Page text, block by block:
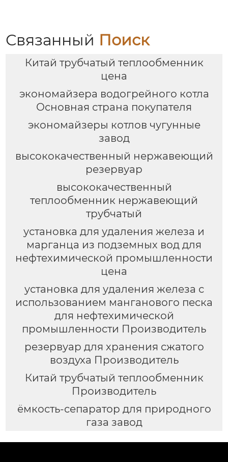
Связанный Поиск
Китай трубчатый теплообменник
цена
экономайзера водогрейного котла
Основная страна покупателя
экономайзеры котлов чугунные
завод
высококачественный нержавеющий
резервуар
высококачественный
теплообменник нержавеющий
трубчатый
установка для удаления железа и
марганца из подземных вод для
нефтехимической промышленности
цена
установка для удаления железа с
использованием манганового песка
для нефтехимической
промышленности Производитель
резервуар для хранения сжатого
воздуха Производитель
Китай трубчатый теплообменник
Производитель
ёмкость-сепаратор для природного
газа завод